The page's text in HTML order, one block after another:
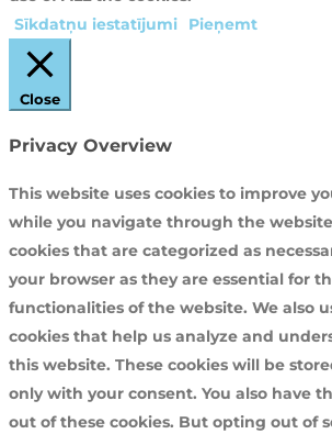
Sīkdatņu iestatījumi
Pieņemt
Close
Privacy Overview
This website uses cookies to improve
while you navigate through the
cookies that are categorized as
your browser as they are essential for
functionalities of the website. We also
cookies that help us analyze and
this website. These cookies will be
only with your consent. You also have
out of these cookies. But opting out of